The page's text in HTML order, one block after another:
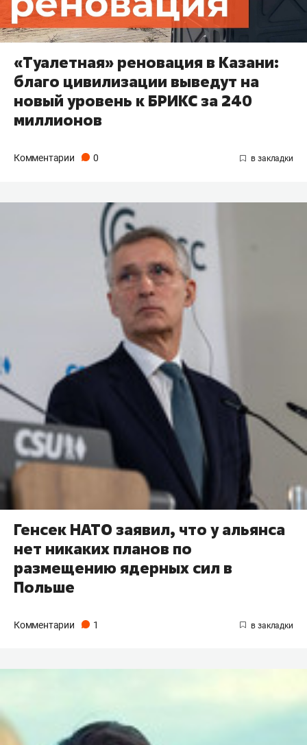
«Туалетная» реновация в Казани:
благо цивилизации выведут на
новый уровень к БРИКС за 240
миллионов
Комментарии 0
Генсек НАТО заявил, что у альянса
нет никаких планов по
размещению ядерных сил в
Польше
Комментарии 1